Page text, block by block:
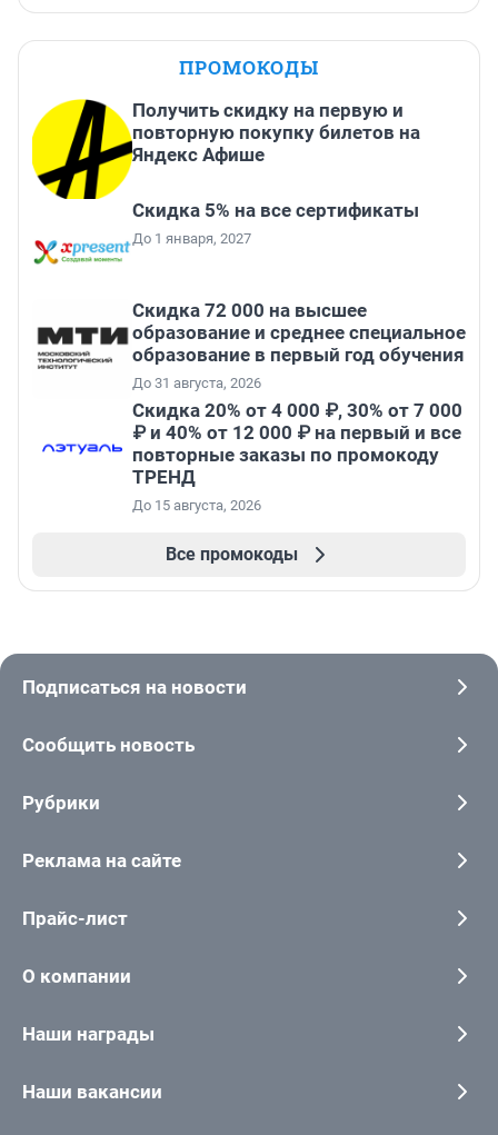
ПРОМОКОДЫ
Получить скидку на первую и
повторную покупку билетов на
Яндекс Афише
Скидка 5% на все сертификаты
До 1 января, 2027
Скидка 72 000 на высшее
образование и среднее специальное
образование в первый год обучения
До 31 августа, 2026
Скидка 20% от 4 000 ₽, 30% от 7 000
₽ и 40% от 12 000 ₽ на первый и все
повторные заказы по промокоду
ТРЕНД
До 15 августа, 2026
Все промокоды
Подписаться на новости
Сообщить новость
Рубрики
Реклама на сайте
Прайс-лист
О компании
Наши награды
Наши вакансии